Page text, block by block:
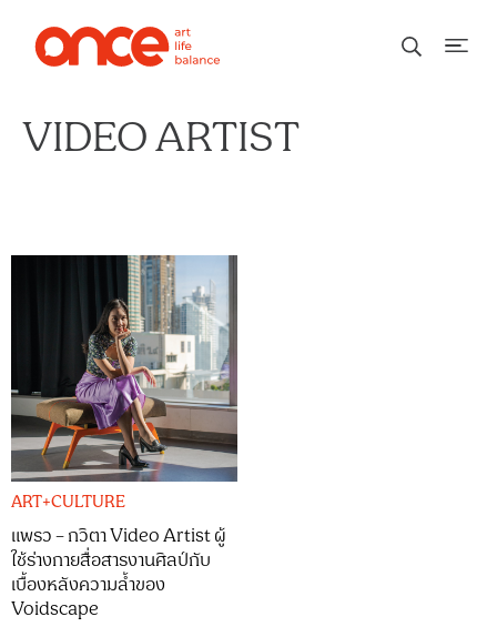
VIDEO ARTIST
ART+CULTURE
แพรว – กวิตา Video Artist ผู้
ใช้ร่างกายสื่อสารงานศิลป์กับ
เบื้องหลังความล้ำของ
Voidscape